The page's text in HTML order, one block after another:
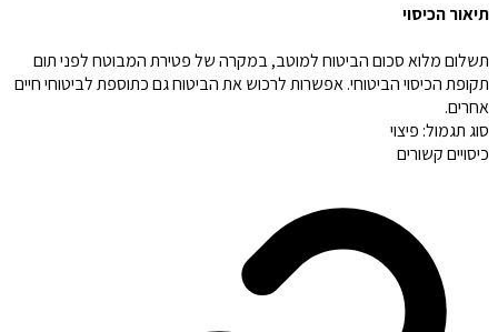
תיאור הכיסוי
תשלום מלוא סכום הביטוח למוטב, במקרה של פטירת המבוטח לפני תום
תקופת הכיסוי הביטוחי. אפשרות לרכוש את הביטוח גם כתוספת לביטוחי חיים
אחרים.
סוג תגמול:פיצוי
כיסויים קשורים